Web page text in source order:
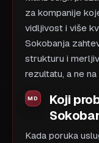
za kompanije
vidljivost i više
Sokobanja
strukturu i
rezultatu, a ne
Koji
Kada poruka